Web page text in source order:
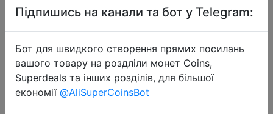
Підпишись на канали та бот у Telegram:
Бот для швидкого створення прямих посилань
вашого товару на роздліли монет Coins,
Superdeals та інших розділів, для більшої
економії @AliSuperCoinsBot